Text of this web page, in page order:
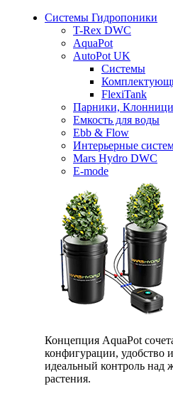
Системы Гидропоники
T-Rex DWC
AquaPot
AutoPot UK
Системы
FlexiTank
Парники, Клонници
Емкость для воды
Ebb & Flow
Интерьерные
Mars Hydro DWC
E-mode
Концепция AquaPot
конфигурации, удобство
идеальный контроль над
растения.